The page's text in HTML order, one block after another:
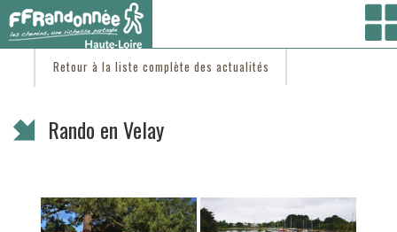
Vous êtes ici :Accueil/C'est d'actu
Retour à la liste complète des actualités
Rando en Velay